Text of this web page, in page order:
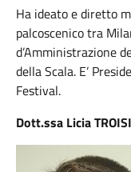
Ha ideato e diretto
palcoscenico tra
d’Amministrazione
della Scala. E’
Festival.
Dott.ssa Licia TROISI